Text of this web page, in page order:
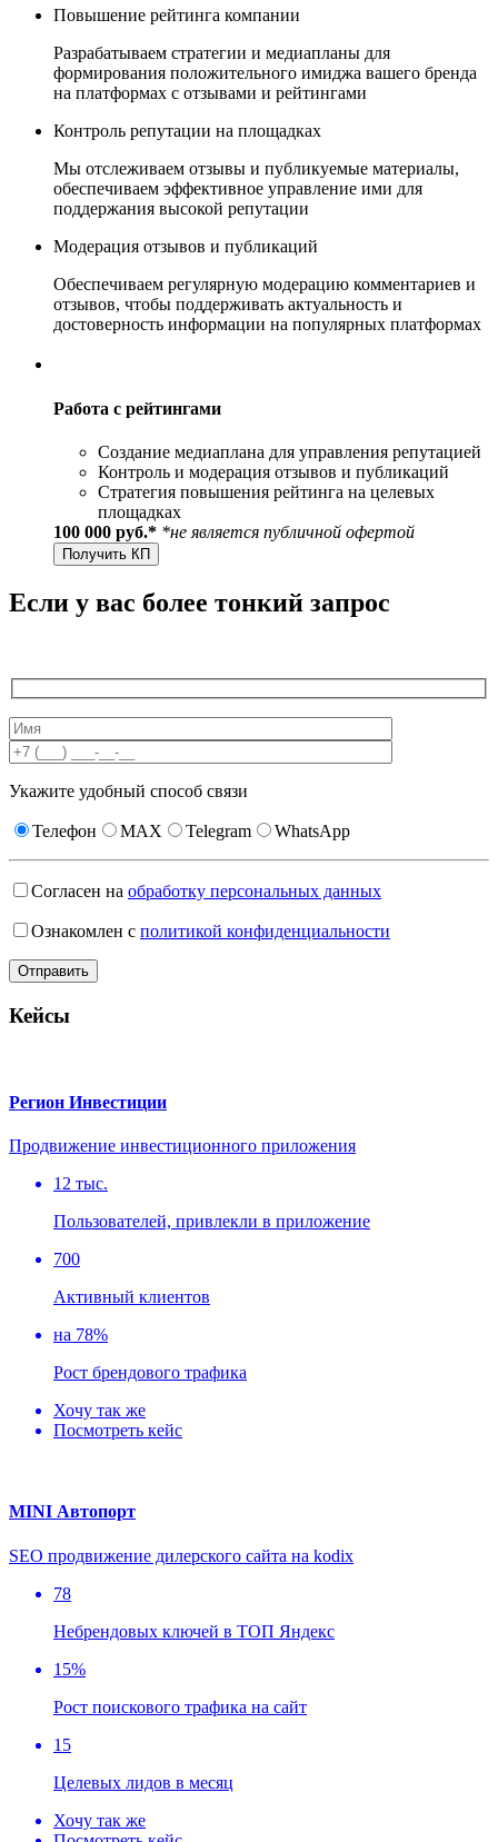
Повышение рейтинга компании
Разрабатываем стратегии и медиапланы для
формирования положительного имиджа вашего бренда
на платформах с отзывами и рейтингами
Контроль репутации на площадках
Мы отслеживаем отзывы и публикуемые материалы,
обеспечиваем эффективное управление ими для
поддержания высокой репутации
Модерация отзывов и публикаций
Обеспечиваем регулярную модерацию комментариев и
отзывов, чтобы поддерживать актуальность и
достоверность информации на популярных платформах
Работа с рейтингами
Создание медиаплана для управления репутацией
Контроль и модерация отзывов и публикаций
Стратегия повышения рейтинга на целевых
площадках
100 000 руб.* *не является публичной офертой
Получить КП
Если у вас более тонкий запрос
Укажите удобный способ связи
Телефон MAX Telegram WhatsApp
Согласен на обработку персональных данных
Ознакомлен с политикой конфиденциальности
Кейсы
Регион Инвестиции
Продвижение инвестиционного приложения
12 тыс.
Пользователей, привлекли в приложение
700
Активный клиентов
на 78%
Рост брендового трафика
Хочу так же
Посмотреть кейс
MINI Автопорт
SEO продвижение дилерского сайта на kodix
78
Небрендовых ключей в ТОП Яндекс
15%
Рост поискового трафика на сайт
15
Целевых лидов в месяц
Хочу так же